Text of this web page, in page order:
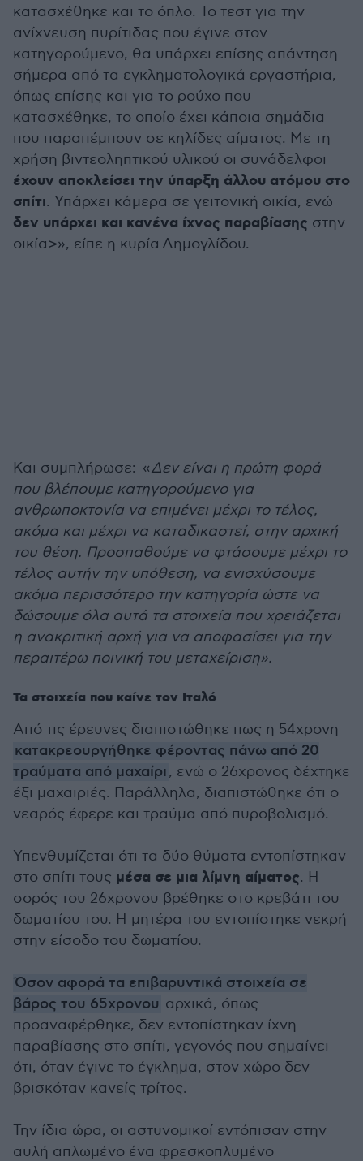
κατασχέθηκε και το όπλο. Το τεστ για την
ανίχνευση πυρίτιδας που έγινε στον
κατηγορούμενο, θα υπάρχει επίσης απάντηση
σήμερα από τα εγκληματολογικά εργαστήρια,
όπως επίσης και για το ρούχο που
κατασχέθηκε, το οποίο έχει κάποια σημάδια
που παραπέμπουν σε κηλίδες αίματος. Με τη
χρήση βιντεοληπτικού υλικού οι συνάδελφοι
έχουν αποκλείσει την ύπαρξη άλλου ατόμου στο
σπίτι. Υπάρχει κάμερα σε γειτονική οικία, ενώ
δεν υπάρχει και κανένα ίχνος παραβίασης στην
οικία>», είπε η κυρία Δημογλίδου.
Και συμπλήρωσε: «Δεν είναι η πρώτη φορά
που βλέπουμε κατηγορούμενο για
ανθρωποκτονία να επιμένει μέχρι το τέλος,
ακόμα και μέχρι να καταδικαστεί, στην αρχική
του θέση. Προσπαθούμε να φτάσουμε μέχρι το
τέλος αυτήν την υπόθεση, να ενισχύσουμε
ακόμα περισσότερο την κατηγορία ώστε να
δώσουμε όλα αυτά τα στοιχεία που χρειάζεται
η ανακριτική αρχή για να αποφασίσει για την
περαιτέρω ποινική του μεταχείριση».
Τα στοιχεία που καίνε τον Ιταλό
Από τις έρευνες διαπιστώθηκε πως η 54χρονη
κατακρεουργήθηκε φέροντας πάνω από 20
τραύματα από μαχαίρι, ενώ ο 26χρονος δέχτηκε
έξι μαχαιριές. Παράλληλα, διαπιστώθηκε ότι ο
νεαρός έφερε και τραύμα από πυροβολισμό.
Υπενθυμίζεται ότι τα δύο θύματα εντοπίστηκαν
στο σπίτι τους μέσα σε μια λίμνη αίματος. Η
σορός του 26χρονου βρέθηκε στο κρεβάτι του
δωματίου του. Η μητέρα του εντοπίστηκε νεκρή
στην είσοδο του δωματίου.
Όσον αφορά τα επιβαρυντικά στοιχεία σε
βάρος του 65χρονου αρχικά, όπως
προαναφέρθηκε, δεν εντοπίστηκαν ίχνη
παραβίασης στο σπίτι, γεγονός που σημαίνει
ότι, όταν έγινε το έγκλημα, στον χώρο δεν
βρισκόταν κανείς τρίτος.
Την ίδια ώρα, οι αστυνομικοί εντόπισαν στην
αυλή απλωμένο ένα φρεσκοπλυμένο